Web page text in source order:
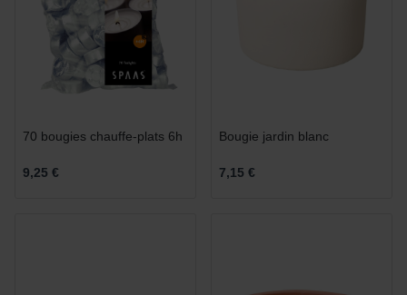
70 bougies chauffe-plats 6h
9,25 €
Bougie jardin blanc
7,15 €